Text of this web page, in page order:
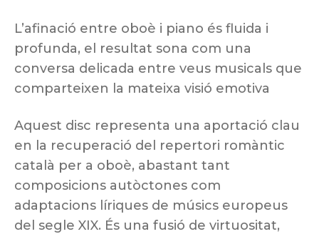
L’afinació entre oboè i piano és fluida i
profunda, el resultat sona com una
conversa delicada entre veus musicals que
comparteixen la mateixa visió emotiva
Aquest disc representa una aportació clau
en la recuperació del repertori romàntic
català per a oboè, abastant tant
composicions autòctones com
adaptacions líriques de músics europeus
del segle XIX. És una fusió de virtuositat,